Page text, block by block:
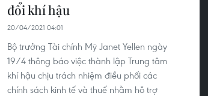
đổi khí hậu
20/04/2021 04:01
Bộ trưởng Tài chính Mỹ Janet Yellen ngày
19/4 thông báo việc thành lập Trung tâm
khí hậu chịu trách nhiệm điều phối các
chính sách kinh tế và thuế nhằm hỗ trợ